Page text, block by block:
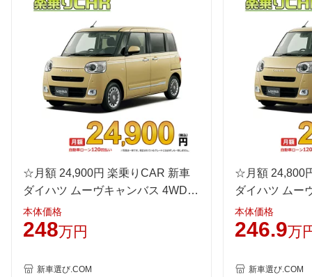
22.6km/L 22.6km/
WLTC/市街地 19.9km/L 19.9km/
WLTC/郊外 24km/L 24km/L
WLTC/高速道路 23.1km/L 23.1km/
25.3km/L 25.3km/
- - -
装備オプション 装備詳細を見る 装備詳細を見る 装
☆月額 24,900円 楽乗りCAR 新車
ダイハツ ムーヴキャンバス 4WD
660 セオリーGターボ インテリア
セレクション
本体価格
248万円
新車選び.COM
☆月額 24,800
ダイハツ ムー
660 セオリーG
本体価格
246.9万
新車選び.COM